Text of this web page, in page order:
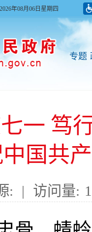
2026年08月06日星期四
专题
一 笃
国共
: | 访问量: